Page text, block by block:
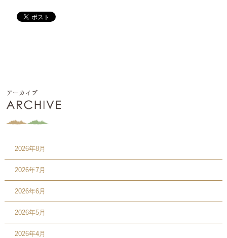
2026年8月
2026年7月
2026年6月
2026年5月
2026年4月